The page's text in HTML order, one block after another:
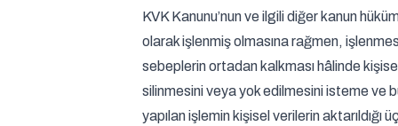
KVK Kanunu’nun ve ilgili diğer kanun
olarak işlenmiş olmasına rağmen,
sebeplerin ortadan kalkması hâlinde
silinmesini veya yok edilmesini isteme ve
yapılan işlemin kişisel verilerin aktarıldığı